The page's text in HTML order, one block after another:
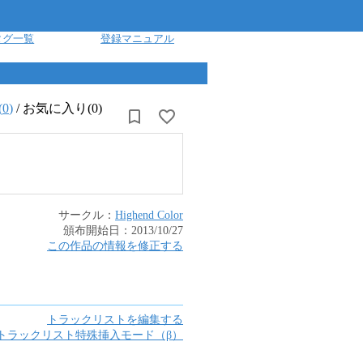
グ一覧 登録マニュアル
0) / お気に入り(0)
サークル： Highend Color
頒布開始日： 2013/10/27
この作品の情報を修正する
トラックリストを編集する
トラックリスト特殊挿入モード（β）